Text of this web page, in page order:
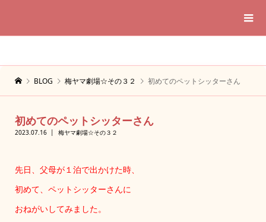
BLOG 梅ヤマ劇場☆その３２ 初めてのペットシッターさん
初めてのペットシッターさん
2023.07.16 梅ヤマ劇場☆その３２
先日、父母が１泊で出かけた時、
初めて、ペットシッターさんに
おねがいしてみました。